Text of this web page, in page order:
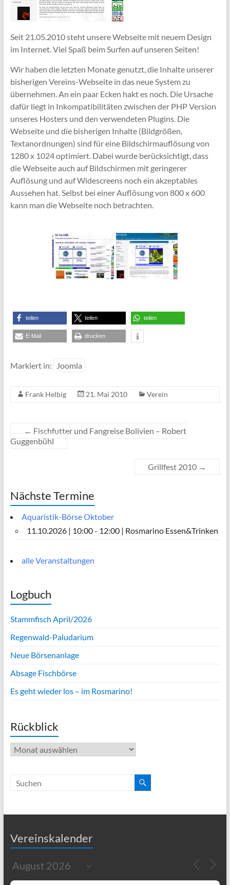
Seit 21.05.2010 steht unsere Webseite mit neuem Design
im Internet. Viel Spaß beim Surfen auf unseren Seiten!
Wir haben die letzten Monate genutzt, die Inhalte unserer
bisherigen Vereins-Webseite in das neue System zu
übernehmen. An ein paar Ecken hakt es noch. Die Ursache
dafür liegt in Inkompatibilitäten zwischen der PHP Version
unseres Hosters und den verwendeten Plugins. Die
Webseite und die bisherigen Inhalte (Bildgrößen,
Textanordnungen) sind für eine Bildschirmauflösung von
1280 x 1024 optimiert. Dabei wurde berücksichtigt, dass
die Webseite auch auf Bildschirmen mit geringerer
Auflösung und auf Widescreens noch ein akzeptables
Aussehen hat. Selbst bei einer Auflösung von 800 x 600
kann man die Webseite noch betrachten.
teilen teilen teilen
E-Mail drucken
Markiert in: Joomla
Frank Helbig 21. Mai 2010 Verein
← Fischfutter und Fangreise Bolivien – Robert
Guggenbühl
Grillfest 2010 →
Nächste Termine
Aquaristik-Börse Oktober
11.10.2026 | 10:00 - 12:00 | Rosmarino Essen&Trinken
alle Veranstaltungen
Logbuch
Stammfisch April/2026
Regenwald-Paludarium
Neue Börsenanlage
Absage Fischbörse
Es geht wieder los – im Rosmarino!
Rückblick
Rückblick
Vereinskalender